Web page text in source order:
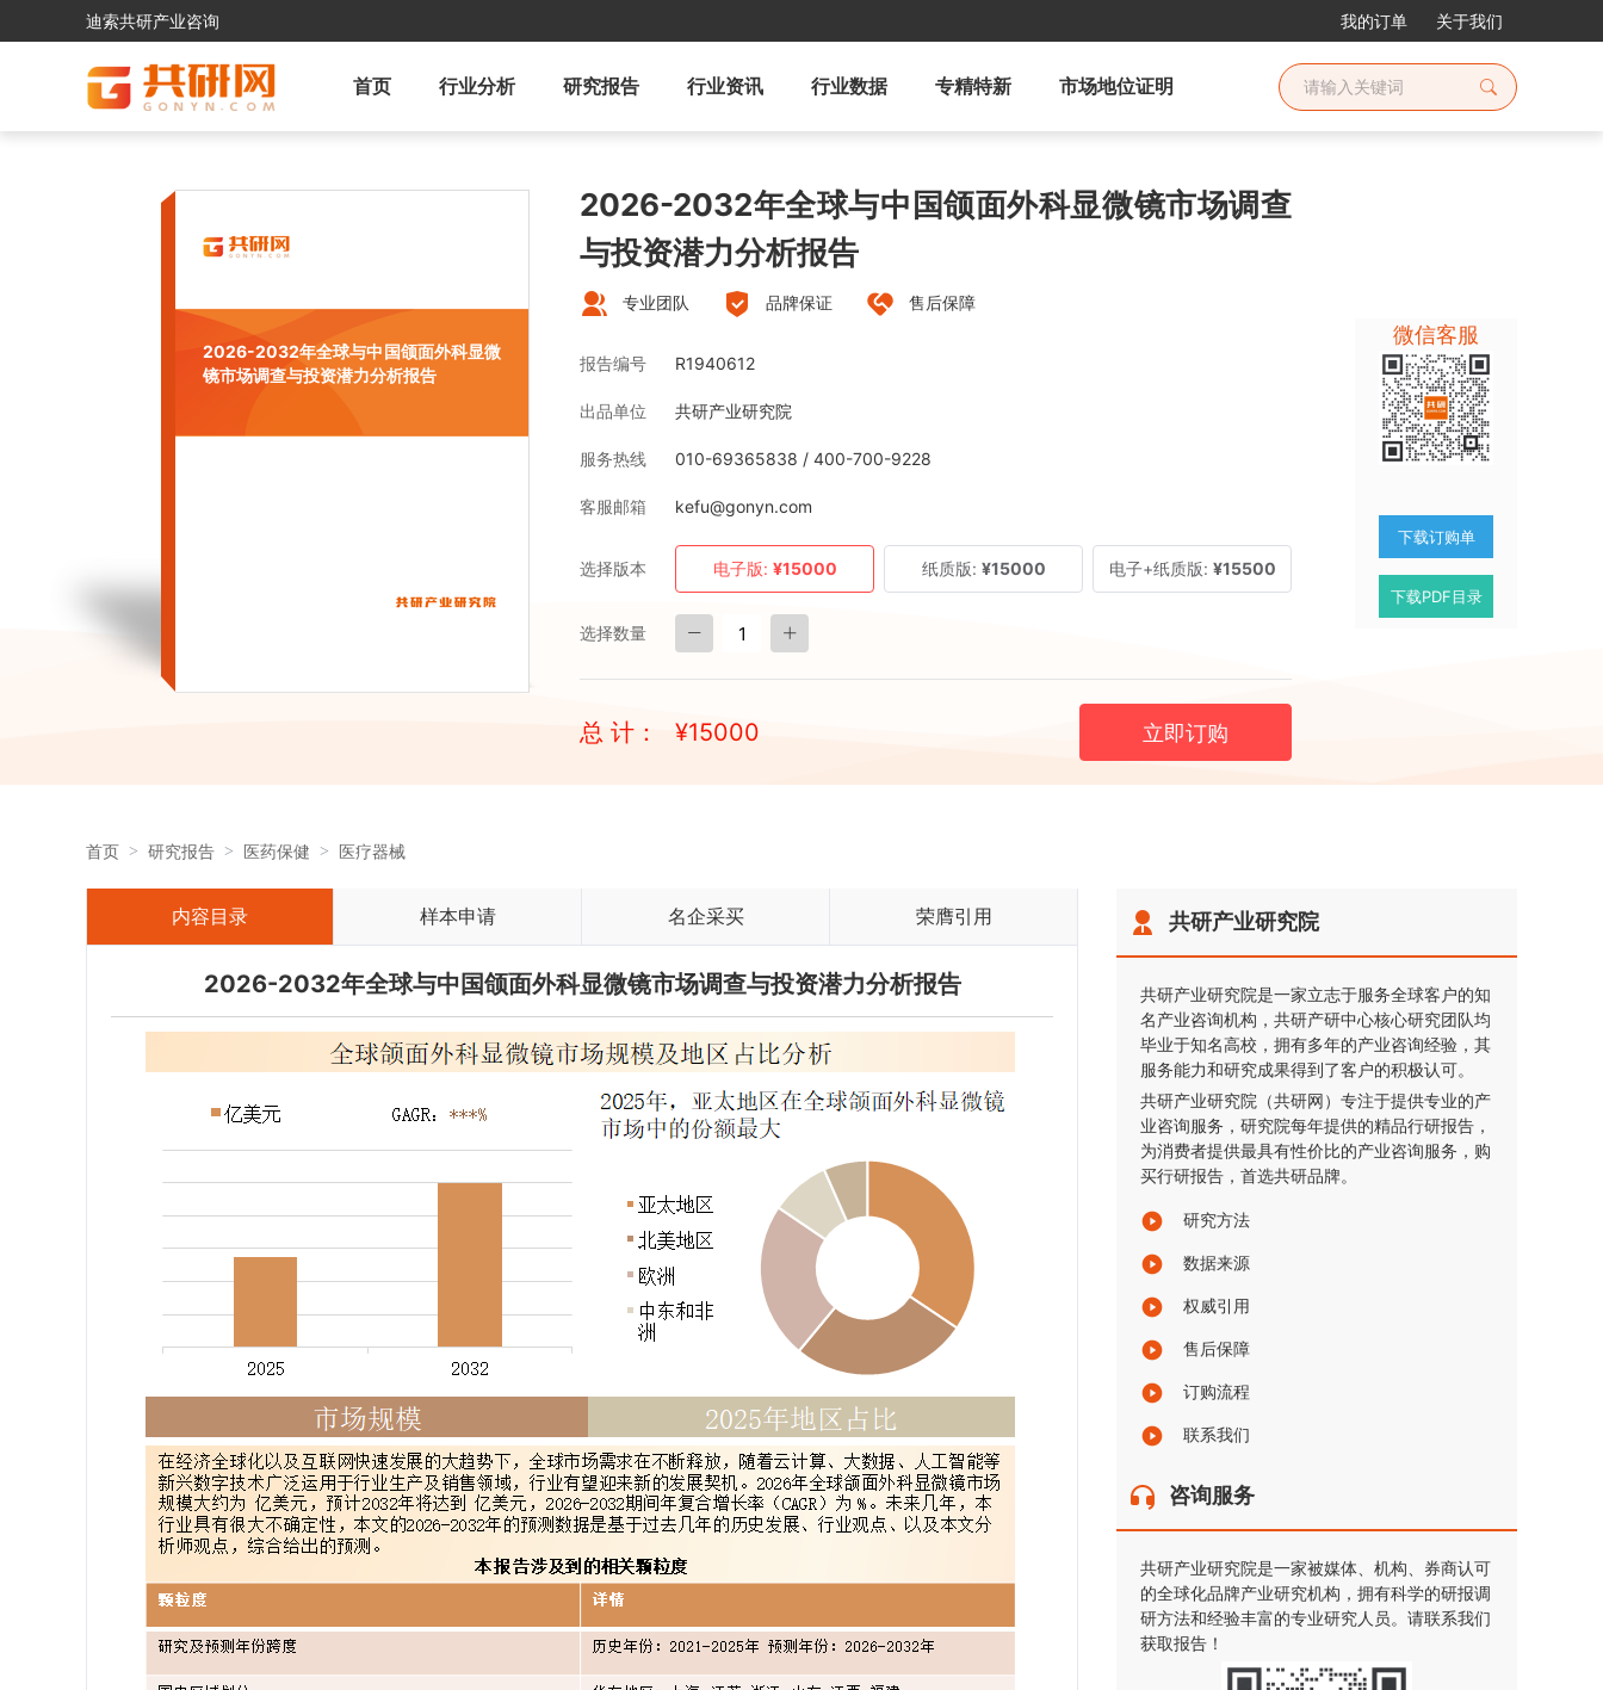
迪索共研产业咨询 我的订单 关于我们
首页 行业分析 研究报告 行业资讯 行业数据 专精特新 市场地位证明
2026-2032年全球与中国颌面外科显微
镜市场调查与投资潜力分析报告
2026-2032年全球与中国颌面外科显微镜市场调查
与投资潜力分析报告
专业团队 品牌保证 售后保障
报告编号 R1940612
出品单位 共研产业研究院
服务热线 010-69365838 / 400-700-9228
客服邮箱 kefu@gonyn.com
选择版本 电子版: ¥15000 纸质版: ¥15000 电子+纸质版: ¥15500
选择数量
总 计： ¥15000 立即订购
微信客服
下载订购单
下载PDF目录
首页 研究报告 医药保健 医疗器械
内容目录 样本申请 名企采买 荣膺引用
2026-2032年全球与中国颌面外科显微镜市场调查与投资潜力分析报告
共研产业研究院
共研产业研究院是一家立志于服务全球客户的知
名产业咨询机构，共研产研中心核心研究团队均
毕业于知名高校，拥有多年的产业咨询经验，其
服务能力和研究成果得到了客户的积极认可。
共研产业研究院（共研网）专注于提供专业的产
业咨询服务，研究院每年提供的精品行研报告，
为消费者提供最具有性价比的产业咨询服务，购
买行研报告，首选共研品牌。
研究方法
数据来源
权威引用
售后保障
订购流程
联系我们
咨询服务
共研产业研究院是一家被媒体、机构、券商认可
的全球化品牌产业研究机构，拥有科学的研报调
研方法和经验丰富的专业研究人员。请联系我们
获取报告！